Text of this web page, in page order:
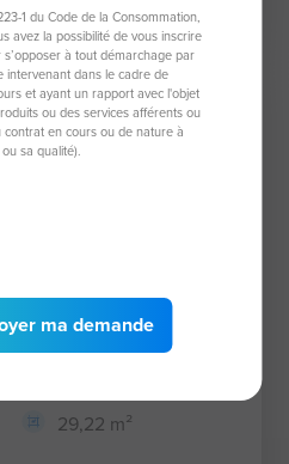
29,22 m²
29,22 m²
1 du Code de la Consommation,
avez la possibilité de vous inscrire
s’opposer à tout démarchage par
intervenant dans le cadre de
et ayant un rapport avec l'objet
ou des services afférents ou
en cours ou de nature à
sa qualité).
ma demande